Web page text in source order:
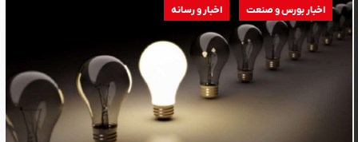
اخبار بورس و صنعت اخبار و رسانه